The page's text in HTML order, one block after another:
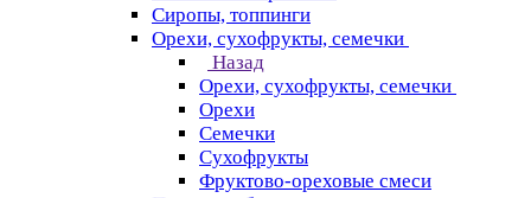
Сиропы, топпинги
Орехи, сухофрукты, семечки
Назад
Орехи, сухофрукты, семечки
Орехи
Семечки
Сухофрукты
Фруктово-ореховые смеси